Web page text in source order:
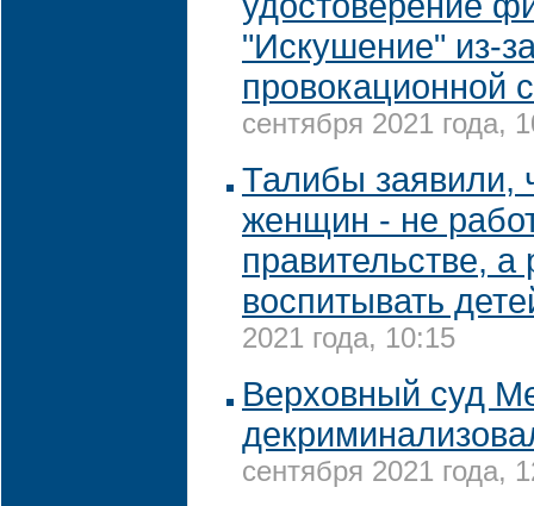
"Искушение" из-
провокационной
сентября 2021 года,
Талибы заявили,
женщин - не
правительстве, а
воспитывать
2021 года, 10:15
Верховный суд
сентября 2021 года,